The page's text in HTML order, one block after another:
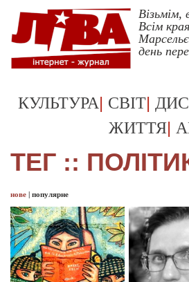
Візьмім,
Всім
день
КУЛЬТУРА| СВІТ|
ЖИТТЯ|
ТЕГ ::
нове | популярне